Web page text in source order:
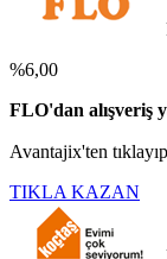
%6,00
FLO'dan alışveriş
Avantajix'ten
TIKLA KAZAN